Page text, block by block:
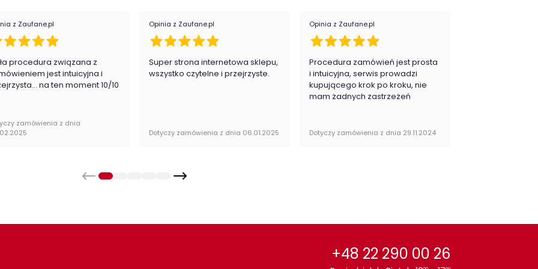
oferty kolekcji Antica
Salon
Sypialnia
Kategoria: Szafy
Kolor / wzór : Dąb
z Zaufane.pl
procedura związana z
jest intuicyjna i
na ten moment 10/10
zamówienia z dnia
Opinia z Zaufane.pl
Super strona internetowa sklepu,
wszystko czytelne i przejrzyste.
Dotyczy zamówienia z dnia 06.01.2025
Opinia z Zaufane.pl
Procedura zamówień jest prosta
i intuicyjna, serwis prowadzi
kupującego krok po kroku, nie
mam żadnych zastrzeżeń
Dotyczy zamówienia z dnia 29.11.2024
+48 22 290 00 26